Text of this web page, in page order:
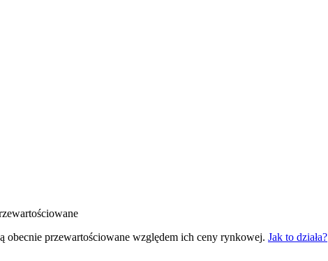
obecnie przewartościowane względem ich ceny rynkowej. Jak to działa?